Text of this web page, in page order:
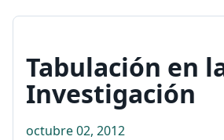
Tabulación en
Investigación
octubre 02, 2012